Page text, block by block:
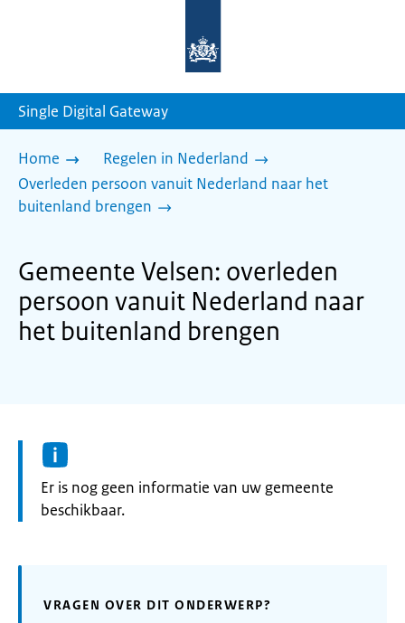
homepage
Single Digital Gateway
Home
Regelen in Nederland
Overleden persoon vanuit Nederland naar het
buitenland brengen
Gemeente Velsen: overleden
persoon vanuit Nederland naar
het buitenland brengen
Informatie:
Er is nog geen informatie van uw gemeente
beschikbaar.
VRAGEN OVER DIT ONDERWERP?